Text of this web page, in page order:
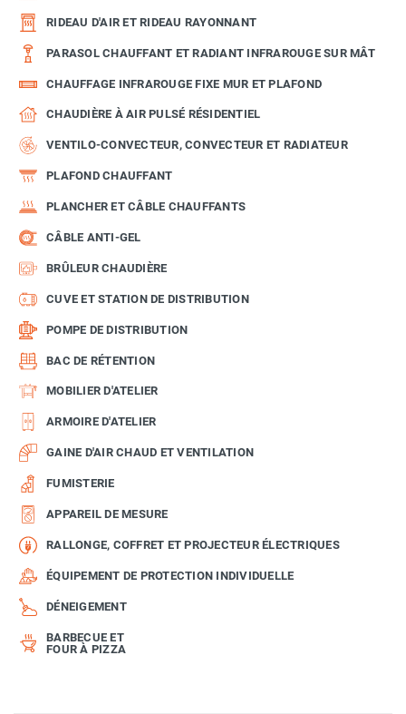
RIDEAU D'AIR ET RIDEAU RAYONNANT
PARASOL CHAUFFANT ET RADIANT INFRAROUGE SUR MÂT
CHAUFFAGE INFRAROUGE FIXE MUR ET PLAFOND
CHAUDIÈRE À AIR PULSÉ RÉSIDENTIEL
VENTILO-CONVECTEUR, CONVECTEUR ET RADIATEUR
PLAFOND CHAUFFANT
PLANCHER ET CÂBLE CHAUFFANTS
CÂBLE ANTI-GEL
BRÛLEUR CHAUDIÈRE
CUVE ET STATION DE DISTRIBUTION
POMPE DE DISTRIBUTION
BAC DE RÉTENTION
MOBILIER D'ATELIER
ARMOIRE D'ATELIER
GAINE D'AIR CHAUD ET VENTILATION
FUMISTERIE
APPAREIL DE MESURE
RALLONGE, COFFRET ET PROJECTEUR ÉLECTRIQUES
ÉQUIPEMENT DE PROTECTION INDIVIDUELLE
DÉNEIGEMENT
BARBECUE ET
FOUR À PIZZA